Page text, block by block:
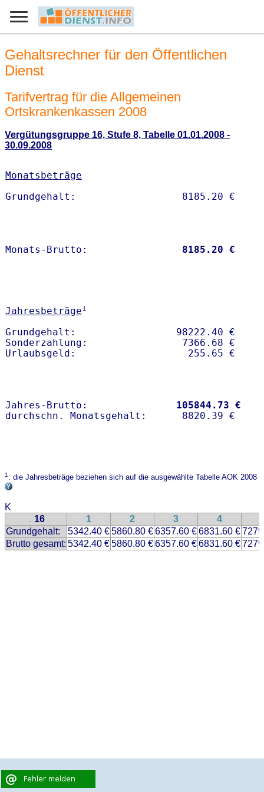
Gehaltsrechner für den Öffentlichen
Dienst
Tarifvertrag für die Allgemeinen
Ortskrankenkassen 2008
Vergütungsgruppe 16, Stufe 8, Tabelle 01.01.2008 -
30.09.2008
Monatsbeträge
Monats-Brutto: 8185.20 €
Jahresbeträge1
Grundgehalt:                 98222.40 €
Sonderzahlung:                7366.68 €
Jahres-Brutto: 105844.73 €
1: die Jahresbeträge beziehen sich auf die ausgewählte Tabelle AOK 2008
K
.. 16 1 2 3 4
Grundgehalt:
5342.40 €5860.80 €6357.60 €6831.60 €
Brutto gesamt: 5342.40 €5860.80 €6357.60 €6831.60 €